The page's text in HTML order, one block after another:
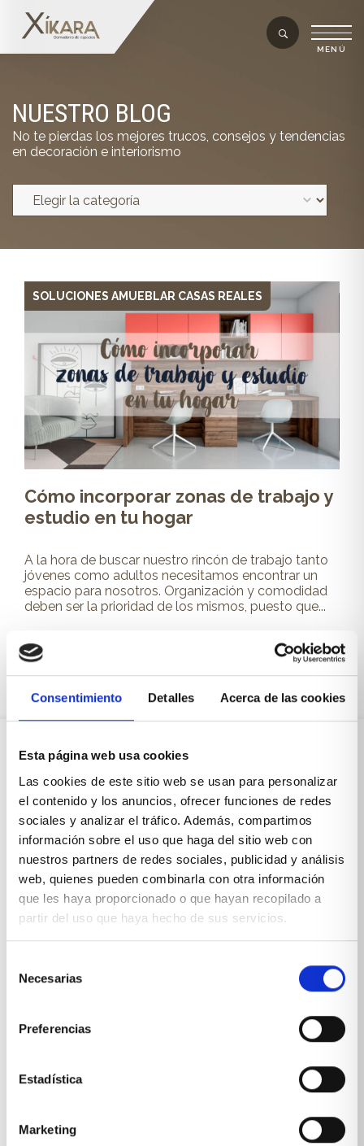
Consentimiento Detalles Acerca de las cookies
Esta página web usa cookies
Las cookies de este sitio web se usan para personalizar
el contenido y los anuncios, ofrecer funciones de redes
sociales y analizar el tráfico. Además, compartimos
información sobre el uso que haga del sitio web con
nuestros partners de redes sociales, publicidad y análisis
web, quienes pueden combinarla con otra información
que les haya proporcionado o que hayan recopilado a
partir del uso que haya hecho de sus servicios.
Necesarias
Preferencias
Estadística
Marketing
NUESTRO BLOG
No te pierdas los mejores trucos, consejos y tendencias
en decoración e interiorismo
SOLUCIONES AMUEBLAR CASAS REALES
Cómo incorporar zonas de trabajo y
estudio en tu hogar
A la hora de buscar nuestro rincón de trabajo tanto
jóvenes como adultos necesitamos encontrar un
espacio para nosotros. Organización y comodidad
deben ser la prioridad de los mismos, puesto que...
Sobre Xíkara
Inicio
Blog
Reseñas Google
SOLICITA UNA CITA
Cocinas a medida